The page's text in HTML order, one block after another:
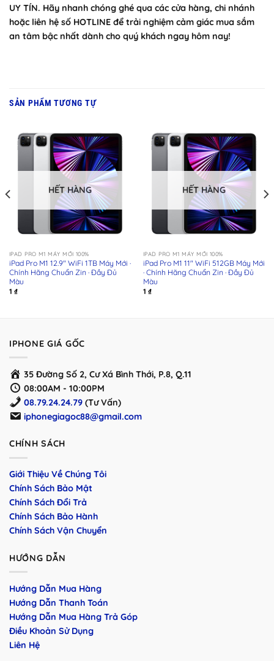
UY TÍN. Hãy nhanh chóng ghé qua các cửa hàng, chi nhánh
hoặc liên hệ số HOTLINE để trải nghiệm cảm giác mua sắm
an tâm bậc nhất dành cho quý khách ngay hôm nay!
SẢN PHẨM TƯƠNG TỰ
HẾT HÀNG
IPAD PRO M1 MÁY MỚI 100%
iPad Pro M1 12.9″ WiFi 1TB Máy Mới ·
Chính Hãng Chuẩn Zin · Đầy Đủ
Màu
1 ₫
HẾT HÀNG
IPAD PRO M1 MÁY MỚI 100%
iPad Pro M1 11″ WiFi 512GB Máy Mới
· Chính Hãng Chuẩn Zin · Đầy Đủ
Màu
1 ₫
IPHONE GIÁ GỐC
35 Đường Số 2, Cư Xá Bình Thới, P.8, Q.11
08:00AM - 10:00PM
08.79.24.24.79 (Tư Vấn)
iphonegiagoc88@gmail.com
CHÍNH SÁCH
Giới Thiệu Về Chúng Tôi
Chính Sách Bảo Mật
Chính Sách Đổi Trả
Chính Sách Bảo Hành
Chính Sách Vận Chuyển
HƯỚNG DẪN
Hướng Dẫn Mua Hàng
Hướng Dẫn Thanh Toán
Hướng Dẫn Mua Hàng Trả Góp
Điều Khoản Sử Dụng
Liên Hệ